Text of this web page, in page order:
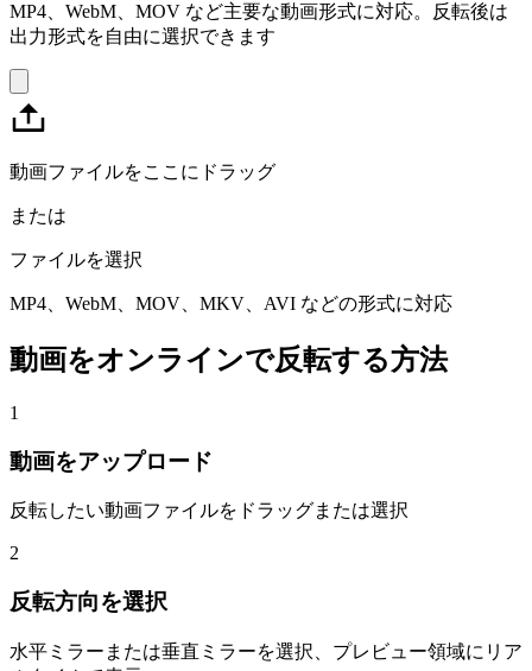
MP4、WebM、MOV など主要な動画形式に対応。反転後は
出力形式を自由に選択できます
動画ファイルをここにドラッグ
または
ファイルを選択
MP4、WebM、MOV、MKV、AVI などの形式に対応
動画をオンラインで反転する方法
1
動画をアップロード
反転したい動画ファイルをドラッグまたは選択
2
反転方向を選択
水平ミラーまたは垂直ミラーを選択、プレビュー領域にリア